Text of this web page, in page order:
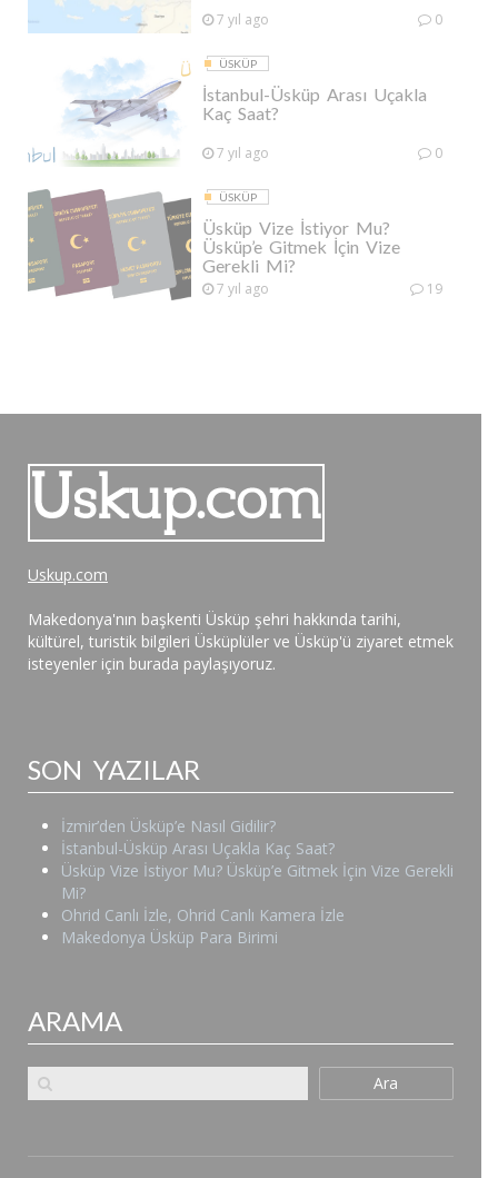
7 yıl ago 0
ÜSKÜP
İstanbul-Üsküp Arası Uçakla
Kaç Saat?
7 yıl ago 0
ÜSKÜP
Üsküp Vize İstiyor Mu?
Üsküp’e Gitmek İçin Vize
Gerekli Mi?
7 yıl ago 19
Uskup.com
Makedonya'nın başkenti Üsküp şehri hakkında tarihi,
kültürel, turistik bilgileri Üsküplüler ve Üsküp'ü ziyaret etmek
isteyenler için burada paylaşıyoruz.
SON YAZILAR
İzmir’den Üsküp’e Nasıl Gidilir?
İstanbul-Üsküp Arası Uçakla Kaç Saat?
Üsküp Vize İstiyor Mu? Üsküp’e Gitmek İçin Vize Gerekli
Mi?
Ohrid Canlı İzle, Ohrid Canlı Kamera İzle
Makedonya Üsküp Para Birimi
ARAMA
Ara